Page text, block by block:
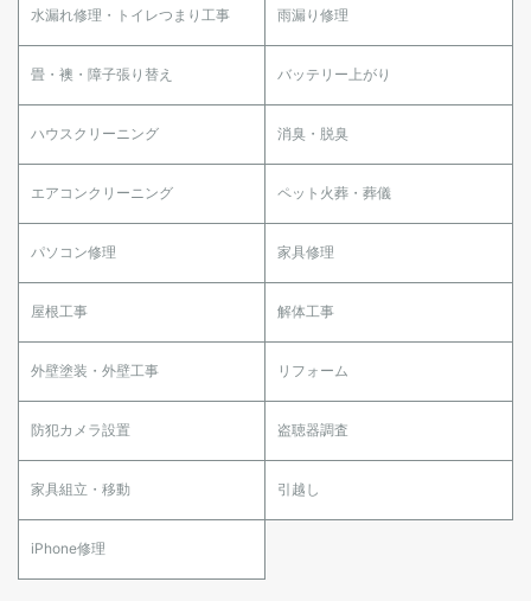
水漏れ修理・トイレつまり工事 雨漏り修理
畳・襖・障子張り替え バッテリー上がり
ハウスクリーニング 消臭・脱臭
エアコンクリーニング ペット火葬・葬儀
パソコン修理 家具修理
屋根工事 解体工事
外壁塗装・外壁工事 リフォーム
防犯カメラ設置 盗聴器調査
家具組立・移動 引越し
iPhone修理